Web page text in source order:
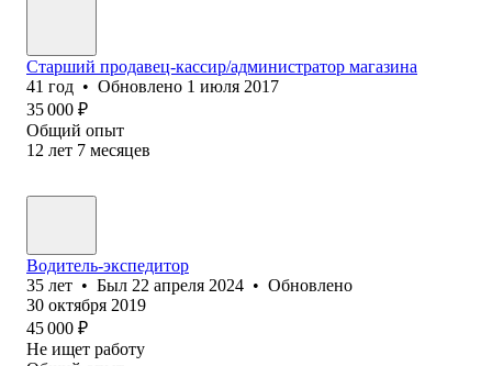
Старший продавец-кассир/администратор магазина
41 год • Обновлено 1 июля 2017
35 000 ₽
Общий опыт
12 лет 7 месяцев
Водитель-экспедитор
35 лет • Был 22 апреля 2024 • Обновлено
30 октября 2019
45 000 ₽
Не ищет работу